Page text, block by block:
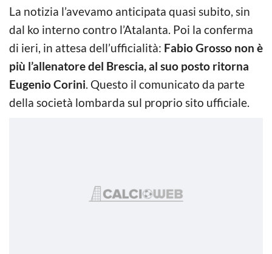
La notizia l’avevamo anticipata quasi subito, sin
dal ko interno contro l’Atalanta. Poi la conferma
di ieri, in attesa dell’ufficialità: Fabio Grosso non è
più l’allenatore del Brescia, al suo posto ritorna
Eugenio Corini. Questo il comunicato da parte
della società lombarda sul proprio sito ufficiale.